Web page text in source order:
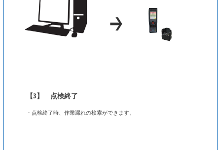
【3】 点検終了
・点検終了時、作業漏れの検索ができます。